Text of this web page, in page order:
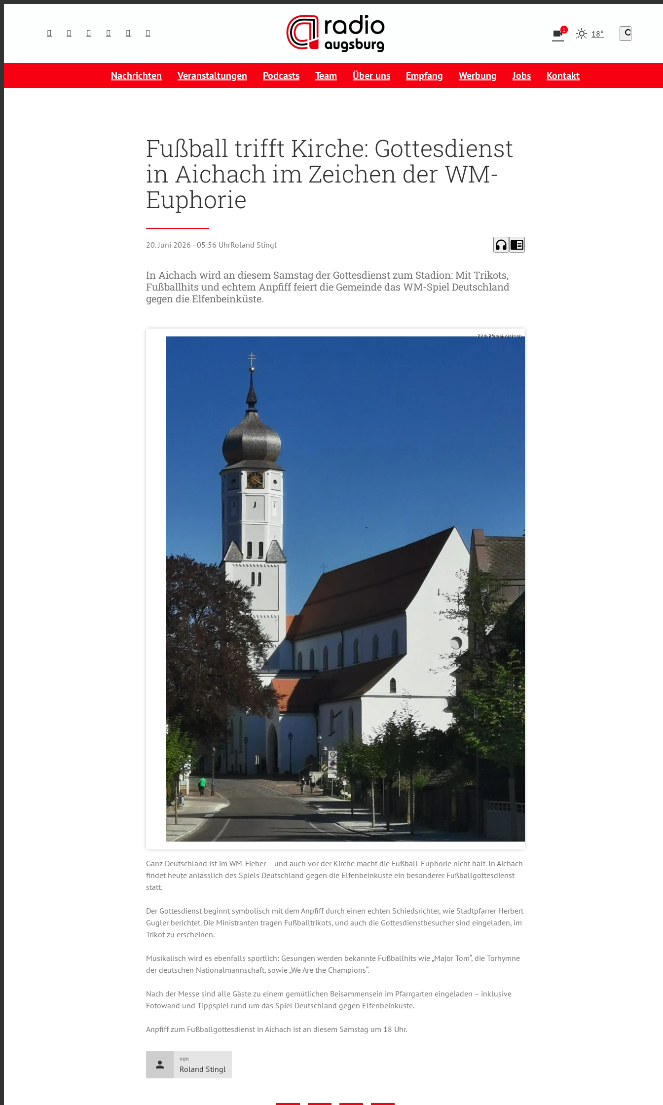
videocam1 18° search
Nachrichten Veranstaltungen Podcasts Team Über uns Empfang Werbung Jobs Kontakt
Fußball trifft Kirche: Gottesdienst
in Aichach im Zeichen der WM-
Euphorie
20. Juni 2026 · 05:56 UhrRoland Stingl headphones chrome_reader_mode
In Aichach wird an diesem Samstag der Gottesdienst zum Stadion: Mit Trikots,
Fußballhits und echtem Anpfiff feiert die Gemeinde das WM-Spiel Deutschland
gegen die Elfenbeinküste.
Bild: Pfareei Aichach
Ganz Deutschland ist im WM-Fieber – und auch vor der Kirche macht die Fußball-Euphorie nicht halt. In Aichach
findet heute anlässlich des Spiels Deutschland gegen die Elfenbeinküste ein besonderer Fußballgottesdienst
statt.
Der Gottesdienst beginnt symbolisch mit dem Anpfiff durch einen echten Schiedsrichter, wie Stadtpfarrer Herbert
Gugler berichtet. Die Ministranten tragen Fußballtrikots, und auch die Gottesdienstbesucher sind eingeladen, im
Trikot zu erscheinen.
Musikalisch wird es ebenfalls sportlich: Gesungen werden bekannte Fußballhits wie „Major Tom“, die Torhymne
der deutschen Nationalmannschaft, sowie „We Are the Champions“.
Nach der Messe sind alle Gäste zu einem gemütlichen Beisammensein im Pfarrgarten eingeladen – inklusive
Fotowand und Tippspiel rund um das Spiel Deutschland gegen Elfenbeinküste.
Anpfiff zum Fußballgottesdienst in Aichach ist an diesem Samstag um 18 Uhr.
person
von
Roland Stingl